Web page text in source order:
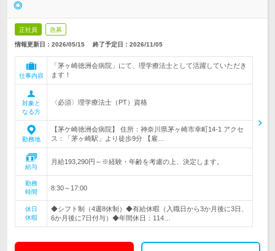
◎
正社員 急募
情報更新日：2026/05/15 終了予定日： 2026/11/05
仕事内容
「茅ヶ崎徳洲会病院」にて、理学療法士として活躍していただき
ます！
対象と
なる方
〈必須〉理学療法士（PT）資格
勤務地
【茅ケ崎徳洲会病院】 住所：神奈川県茅ヶ崎市幸町14-1 アクセ
ス：「茅ヶ崎駅」より徒歩9分 【雇…
給与
月給193,290円～※経験・年齢を考慮の上、決定します。
勤務
時間
8:30～17:00
休日
休暇
◆シフト制（4週8休制）◆有給休暇（入職日から3か月後に3日、
6か月後に7日付与）◆年間休日：114…